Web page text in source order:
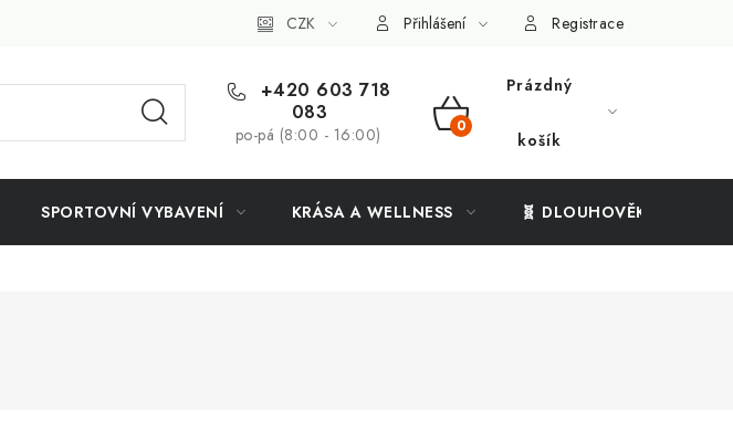
Slevový systém Vše o nákupu
CZK Přihlášení Registrace
+420 603 718
083
po-pá (8:00 - 16:00)
NÁKUPNÍ
Prázdný
košík
SPORTOVNÍ VYBAVENÍ KRÁSA A WELLNESS 🧬 DLOUHOVĚKOST